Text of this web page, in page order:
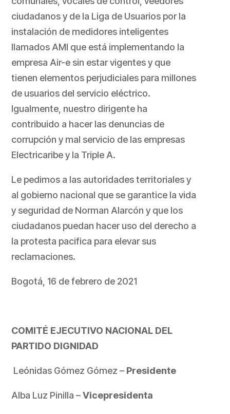
ciudadanos y de la Liga de Usuarios por la
instalación de medidores inteligentes
llamados AMI que está implementando la
empresa Air-e sin estar vigentes y que
tienen elementos perjudiciales para millones
de usuarios del servicio eléctrico.
Igualmente, nuestro dirigente ha
contribuido a hacer las denuncias de
corrupción y mal servicio de las empresas
Electricaribe y la Triple A.
Le pedimos a las autoridades territoriales y
al gobierno nacional que se garantice la vida
y seguridad de Norman Alarcón y que los
ciudadanos puedan hacer uso del derecho a
la protesta pacifica para elevar sus
reclamaciones.
Bogotá, 16 de febrero de 2021
COMITÉ EJECUTIVO NACIONAL DEL
PARTIDO DIGNIDAD
Leónidas Gómez Gómez – Presidente
Alba Luz Pinilla –Vicepresidenta